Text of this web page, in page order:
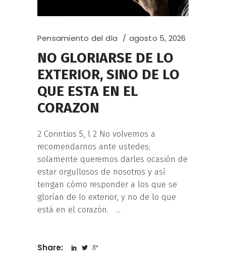
Pensamiento del día agosto 5, 2026
NO GLORIARSE DE LO
EXTERIOR, SINO DE LO
QUE ESTA EN EL
CORAZON
2 Corintios 5, l 2 No volvemos a
recomendarnos ante ustedes;
solamente queremos darles ocasión de
estar orgullosos de nosotros y así
tengan cómo responder a los que se
glorían de Io exterior, y no de lo que
está en el corazón.
Share: